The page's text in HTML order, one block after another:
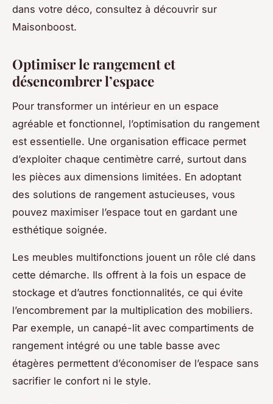
dans votre déco, consultez à découvrir sur
Maisonboost.
Optimiser le rangement et
désencombrer l’espace
Pour transformer un intérieur en un espace
agréable et fonctionnel, l’optimisation du rangement
est essentielle. Une organisation efficace permet
d’exploiter chaque centimètre carré, surtout dans
les pièces aux dimensions limitées. En adoptant
des solutions de rangement astucieuses, vous
pouvez maximiser l’espace tout en gardant une
esthétique soignée.
Les meubles multifonctions jouent un rôle clé dans
cette démarche. Ils offrent à la fois un espace de
stockage et d’autres fonctionnalités, ce qui évite
l’encombrement par la multiplication des mobiliers.
Par exemple, un canapé-lit avec compartiments de
rangement intégré ou une table basse avec
étagères permettent d’économiser de l’espace sans
sacrifier le confort ni le style.